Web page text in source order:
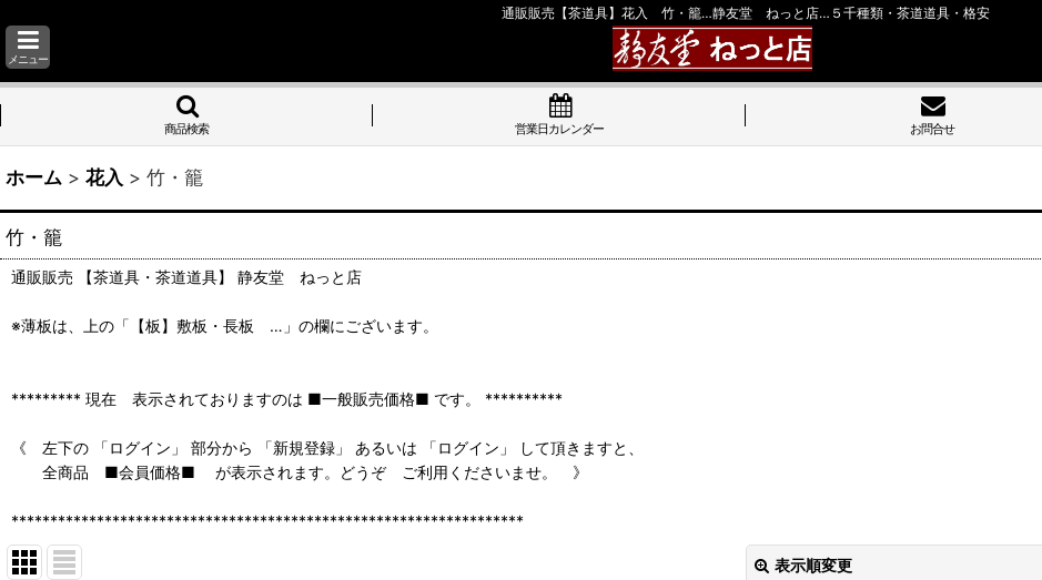
通販販売【茶道具】花入 竹・籠…静友堂 ねっと店…５千種類・茶道道具・格安
メニュー
商品検索 営業日カレンダー お問合せ
ホーム > 花入 > 竹・籠
竹・籠
通販販売 【茶道具・茶道道具】 静友堂 ねっと店
※薄板は、上の「【板】敷板・長板 …」の欄にございます。
********* 現在 表示されておりますのは ■一般販売価格■ です。 **********
《 左下の 「ログイン」 部分から 「新規登録」 あるいは 「ログイン」 して頂きますと、
全商品 ■会員価格■ が表示されます。どうぞ ご利用くださいませ。 》
******************************************************************
表示順変更